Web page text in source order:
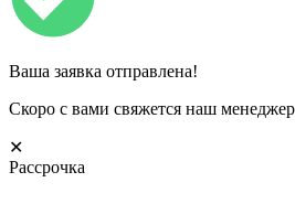
Ваша заявка отправлена!
Скоро с вами свяжется наш менеджер
✕
Рассрочка